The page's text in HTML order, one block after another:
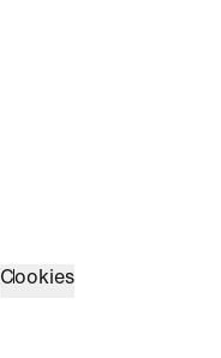
Cookies